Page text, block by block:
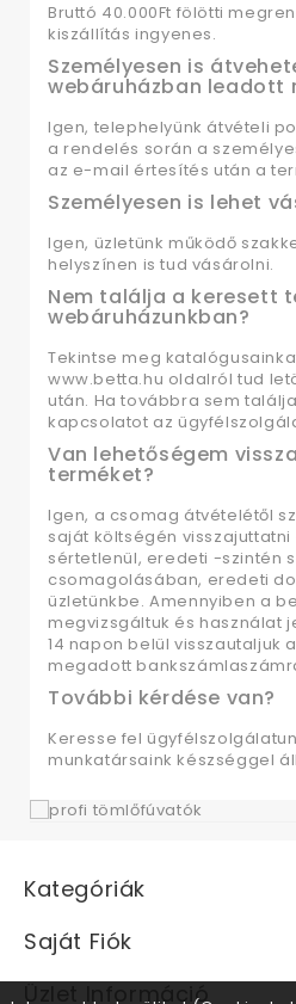
Bruttó 40.000Ft fölötti
kiszállítás ingyenes.
Személyesen is
webáruházban leadott
Igen, telephelyünk átvételi
a rendelés során a
az e-mail értesítés után a
Személyesen is lehet
Igen, üzletünk működő
helyszínen is tud vásárolni.
Nem találja a keresett
webáruházunkban?
Tekintse meg
www.betta.hu oldalról tud
után. Ha továbbra sem
kapcsolatot az
Van lehetőségem
terméket?
Igen, a csomag átvételétől
saját költségén
sértetlenül, eredeti -szintén
csomagolásában, eredeti
üzletünkbe. Amennyiben a
megvizsgáltuk és használat
14 napon belül visszautaljuk
megadott
További kérdése van?
Keresse fel
munkatársaink készséggel
Kategóriák
Saját Fiók
Üzlet Információ